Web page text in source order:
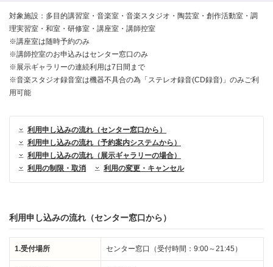
対象施設：多目的講習室・音楽室・音楽スタジオ・陶芸室・創作活動室・調
理実習室・和室・研修室・講座室・講師控室
※講座室は随時予約のみ
※講師控室のお申込みはセンター窓口のみ
※展示ギャラリーの連続利用は7日間まで
※音楽スタジオ録音室は機器不具合の為「ステレオ録音(CD録音)」のみご利
用可能
利用申し込みの流れ（センター窓口から）
利用申し込みの流れ（予約案内システムから）
利用申し込みの流れ（展示ギャラリーの場合）
利用の制限・取消
利用の変更・キャンセル
利用申し込みの流れ（センター窓口から）
1.受付場所 センター窓口（受付時間：9:00～21:45）